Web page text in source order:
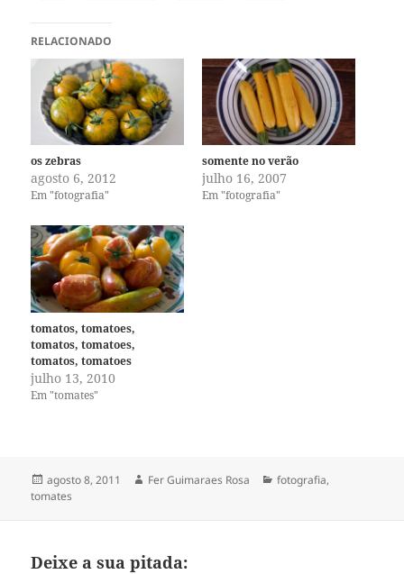
RELACIONADO
os zebras
agosto 6, 2012
Em "fotografia"
somente no verão
julho 16, 2007
Em "fotografia"
tomatos, tomatoes,
tomatos, tomatoes,
tomatos, tomatoes
julho 13, 2010
Em "tomates"
Publicado
em
agosto 8, 2011 Autor
Fer Guimaraes Rosa Categorias
fotografia,
tomates
Deixe a sua pitada: